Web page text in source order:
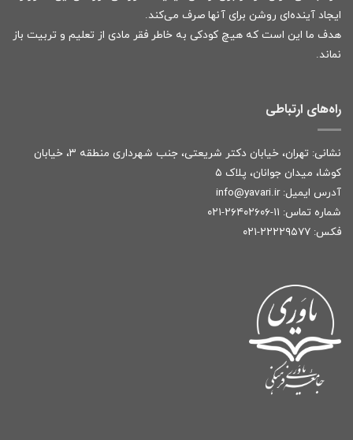
ایجاد آینده‌ای روشن برای آنها صرف می‌کند.
هدف ما این است که هیچ کودکی به خاطر فقر مادی از تعلیم و تربیت باز
نماند.
راه‌های ارتباطی
نشانی: تهران، خیابان دکتر شریعتی، جنب شهرداری منطقه ۳، خیابان
کوشا، میدان جوانان، پلاک ۵
آدرس ایمیل: info@yavari.ir
شماره تماس: ۱۱-۲۶۴۰۲۶۰۶-۰۲۱
فکس: ۲۲۲۲۹۵۷۷-۰۲۱